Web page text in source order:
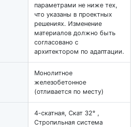
параметрами не ниже тех,
что указаны в проектных
решениях. Изменение
материалов должно быть
согласовано с
архитектором по адаптации.
Монолитное
железобетонное
(отливается по месту)
4-скатная, Скат 32° ,
Стропильная система